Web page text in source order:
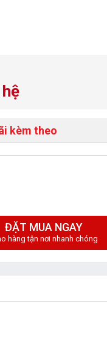
kèm theo
ĐẶT MUA NGAY
hàng tận nơi nhanh chóng